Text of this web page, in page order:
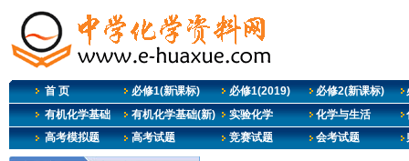
首 页 必修1(新课标) 必修1(2019) 必修2(新课标)
有机化学基础
有机化学基础(新) 实验化学 化学与生活
高考模拟题
高考试题 竞赛试题 会考试题